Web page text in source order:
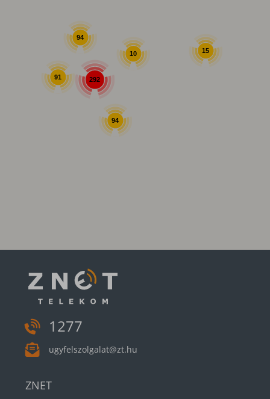
292
94
94
10 15
91
1277
ugyfelszolgalat@zt.hu
ZNET